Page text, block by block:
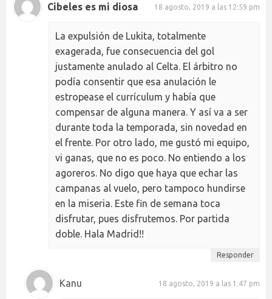
Cibeles es mi diosa 18 agosto, 2019 a las 12:59 pm
La expulsión de Lukita, totalmente
exagerada, fue consecuencia del gol
justamente anulado al Celta. El árbitro no
podía consentir que esa anulación le
estropease el currículum y había que
compensar de alguna manera. Y así va a ser
durante toda la temporada, sin novedad en
el frente. Por otro lado, me gustó mi equipo,
vi ganas, que no es poco. No entiendo a los
agoreros. No digo que haya que echar las
campanas al vuelo, pero tampoco hundirse
en la miseria. Este fin de semana toca
disfrutar, pues disfrutemos. Por partida
doble. Hala Madrid!!
Responder
Kanu 18 agosto, 2019 a las 1:47 pm